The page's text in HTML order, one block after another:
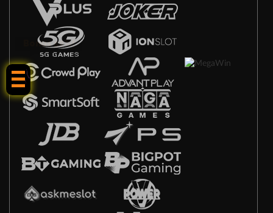
Bonus 50%!